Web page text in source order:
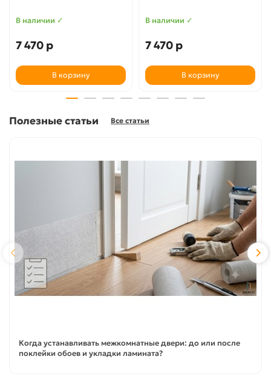
В наличии ✓
7 470 р
В корзину
В наличии ✓
7 470 р
В корзину
Полезные статьи Все статьи
Когда устанавливать межкомнатные двери: до или после
поклейки обоев и укладки ламината?